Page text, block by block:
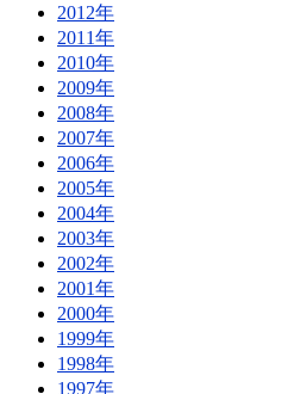
2012年
2011年
2010年
2009年
2008年
2007年
2006年
2005年
2004年
2003年
2002年
2001年
2000年
1999年
1998年
1997年